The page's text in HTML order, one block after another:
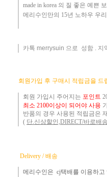
made in korea 의 질 좋은 예쁜
메리수인만의 15년 노하우 ​우리
카톡 merrysuin 으로 성함 . 지
회원가입 후 구매시 적립금을 드
회원 가입시 주어지는 포인트
최소 2100이상이 되어야 사용
반품의 경우 사용된 적립금은
( 단.신상할인,DIRECT/바로배
Delivery / 배송
메리수인은 cj택배를 이용하고